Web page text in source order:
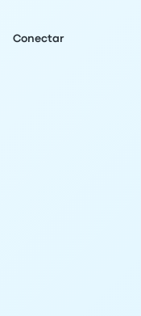
Conectar